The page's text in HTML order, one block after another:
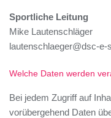
Sportliche Leitung
Mike Lautenschläger
lautenschlaeger@dsc-e-
Welche Daten werden
Bei jedem Zugriff auf
vorübergehend Daten